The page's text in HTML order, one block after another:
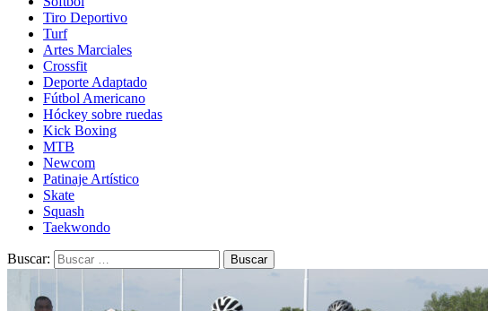
Tiro Deportivo
Turf
Artes Marciales
Crossfit
Deporte Adaptado
Fútbol Americano
Hóckey sobre ruedas
Kick Boxing
MTB
Newcom
Patinaje Artístico
Skate
Squash
Taekwondo
Buscar: